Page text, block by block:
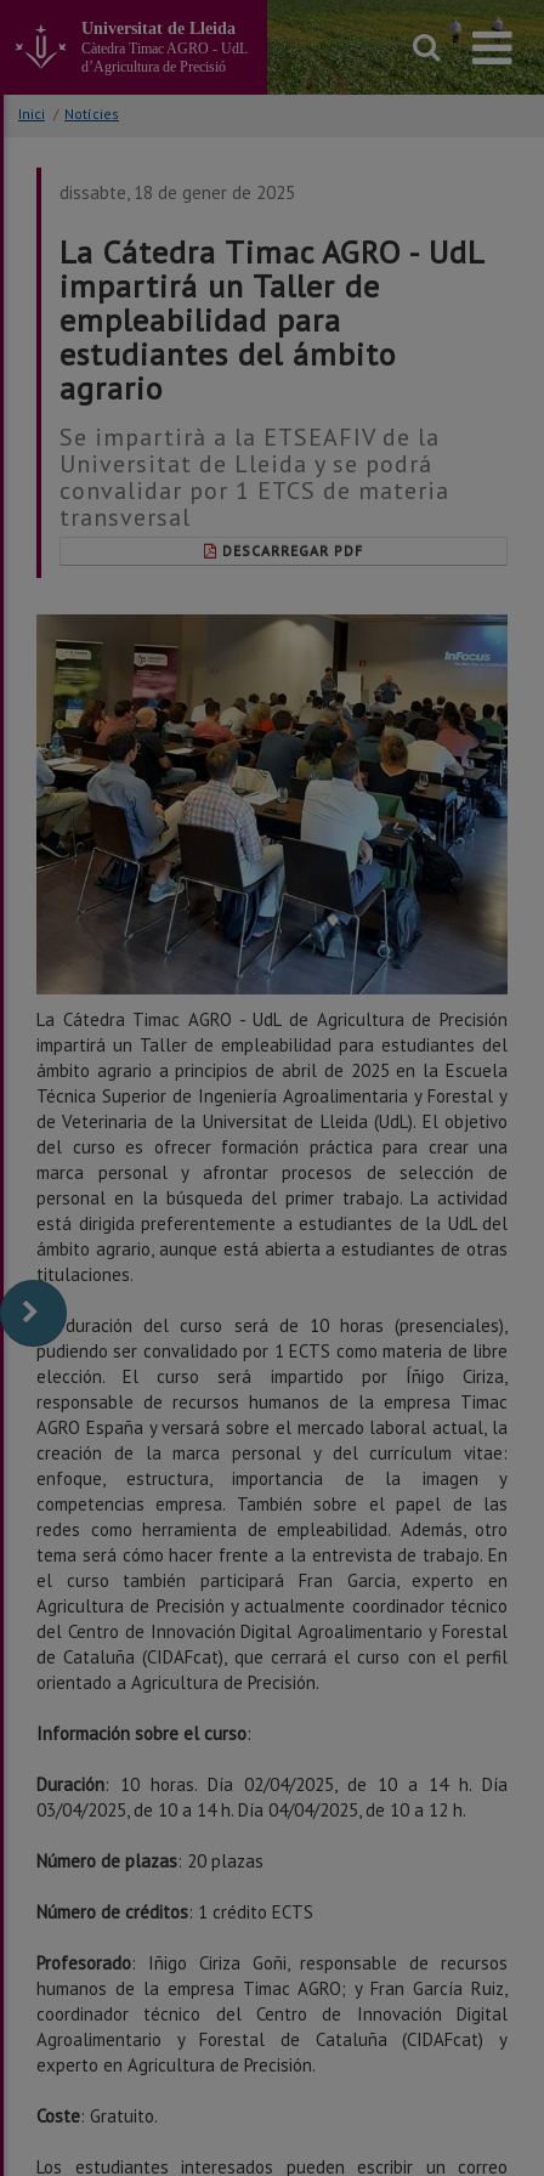
contingut
Universitat de Lleida
Càtedra Timac AGRO - UdL
d’Agricultura de Precisió
Inici / Notícies
dissabte, 18 de gener de 2025
La Cátedra Timac AGRO - UdL
impartirá un Taller de
empleabilidad para
estudiantes del ámbito
agrario
Se impartirà a la ETSEAFIV de la
Universitat de Lleida y se podrá
convalidar por 1 ETCS de materia
transversal
DESCARREGAR PDF
La Cátedra Timac AGRO - UdL de Agricultura de Precisión
impartirá un Taller de empleabilidad para estudiantes del
ámbito agrario a principios de abril de 2025 en la Escuela
Técnica Superior de Ingeniería Agroalimentaria y Forestal y
de Veterinaria de la Universitat de Lleida (UdL). El objetivo
del curso es ofrecer formación práctica para crear una
marca personal y afrontar procesos de selección de
personal en la búsqueda del primer trabajo. La actividad
está dirigida preferentemente a estudiantes de la UdL del
ámbito agrario, aunque está abierta a estudiantes de otras
titulaciones.
La duración del curso será de 10 horas (presenciales),
pudiendo ser convalidado por 1 ECTS como materia de libre
elección. El curso será impartido por Íñigo Ciriza,
responsable de recursos humanos de la empresa Timac
AGRO España y versará sobre el mercado laboral actual, la
creación de la marca personal y del currículum vitae:
enfoque, estructura, importancia de la imagen y
competencias empresa. También sobre el papel de las
redes como herramienta de empleabilidad. Además, otro
tema será cómo hacer frente a la entrevista de trabajo. En
el curso también participará Fran Garcia, experto en
Agricultura de Precisión y actualmente coordinador técnico
del Centro de Innovación Digital Agroalimentario y Forestal
de Cataluña (CIDAFcat), que cerrará el curso con el perfil
orientado a Agricultura de Precisión.
Información sobre el curso:
Duración: 10 horas. Día 02/04/2025, de 10 a 14 h. Día
03/04/2025, de 10 a 14 h. Día 04/04/2025, de 10 a 12 h.
Número de plazas: 20 plazas
Número de créditos: 1 crédito ECTS
Profesorado: Iñigo Ciriza Goñi, responsable de recursos
humanos de la empresa Timac AGRO; y Fran García Ruiz,
coordinador técnico del Centro de Innovación Digital
Agroalimentario y Forestal de Cataluña (CIDAFcat) y
experto en Agricultura de Precisión.
Coste: Gratuito.
Los estudiantes interesados pueden escribir un correo